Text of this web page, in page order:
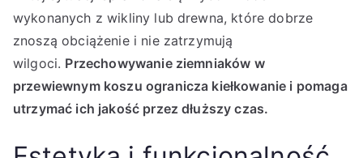
wykonanych z wikliny lub drewna, które dobrze
znoszą obciążenie i nie zatrzymują
wilgoci. Przechowywanie ziemniaków w
przewiewnym koszu ogranicza kiełkowanie i pomaga
utrzymać ich jakość przez dłuższy czas.